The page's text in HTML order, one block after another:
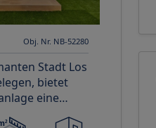
Obj. Nr. NB-52280
Stadt Los
bietet
eine
22 Einheiten,